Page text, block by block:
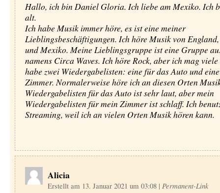
Hallo, ich bin Daniel Gloria. Ich liebe am Mexiko. Ich
alt.
Ich habe Musik immer höre, es ist eine meiner
Lieblingsbeschäftigungen. Ich höre Musik von
und Mexiko. Meine Lieblingsgruppe ist eine Gruppe
namens Circa Waves. Ich höre Rock, aber ich mag
habe zwei Wiedergabelisten: eine für das Auto und
Zimmer. Normalerweise höre ich an diesen Orten
Wiedergabelisten für das Auto ist sehr laut, aber mein
Wiedergabelisten für mein Zimmer ist schlaff. Ich
Streaming, weil ich an vielen Orten Musik hören kann.
Alicia
Erstellt am 13. Januar 2021 um 03:08 | Permanent-Link